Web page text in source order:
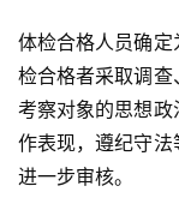
体检合格人员确
检合格者采取调
考察对象的思想
作表现，遵纪守
进一步审核。